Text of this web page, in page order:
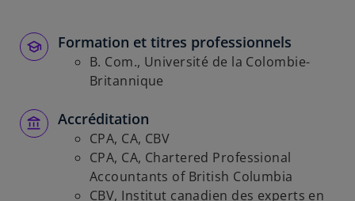
Formation et titres professionnels
B. Com., Université de la Colombie-
Britannique
Accréditation
CPA, CA, CBV
CPA, CA, Chartered Professional
Accountants of British Columbia
CBV, Institut canadien des experts en